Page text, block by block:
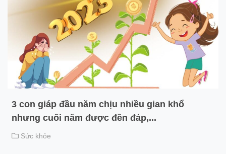
3 con giáp đầu năm chịu nhiều gian khổ
nhưng cuối năm được đền đáp,...
Sức khỏe